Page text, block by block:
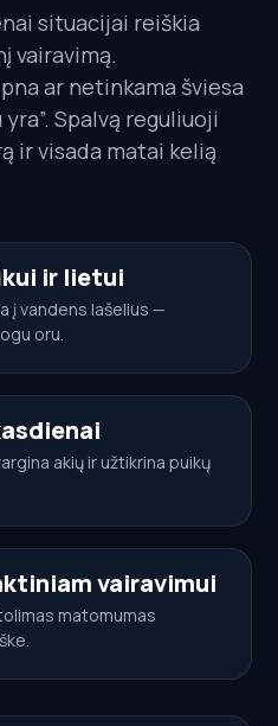
situacijai reiškia
vairavimą.
ar netinkama šviesa
Spalvą reguliuoji
ir visada matai kelią
ir lietui
į vandens lašelius —
oru.
akių ir užtikrina puikų
vairavimui
matomumas